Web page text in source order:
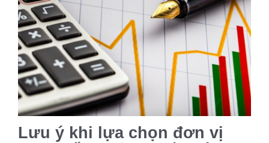
Lưu ý khi lựa chọn đơn vị